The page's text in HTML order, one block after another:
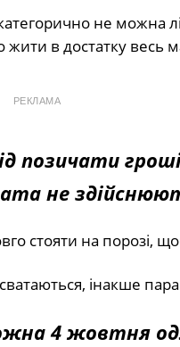
не можна
жити в достатку весь
РЕКЛАМА
позичати
не
стояти на порозі,
інакше
4 жовтня